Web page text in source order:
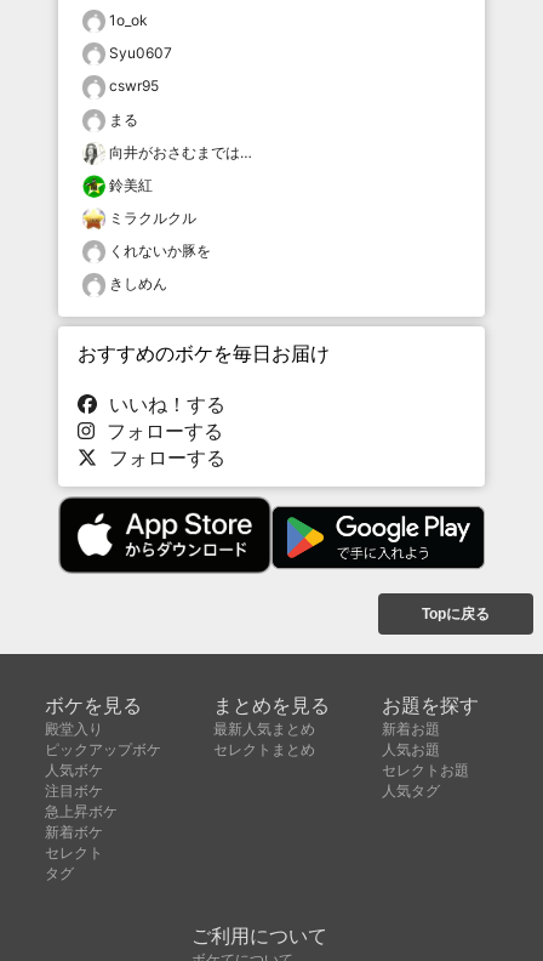
1o_ok
Syu0607
cswr95
まる
向井がおさむまでは…
鈴美紅
ミラクルクル
くれないか豚を
きしめん
おすすめのボケを毎日お届け
いいね！する
フォローする
フォローする
Topに戻る
ボケを見る
殿堂入り
ピックアップボケ
人気ボケ
注目ボケ
急上昇ボケ
新着ボケ
セレクト
タグ
まとめを見る
最新人気まとめ
セレクトまとめ
お題を探す
新着お題
人気お題
セレクトお題
人気タグ
ご利用について